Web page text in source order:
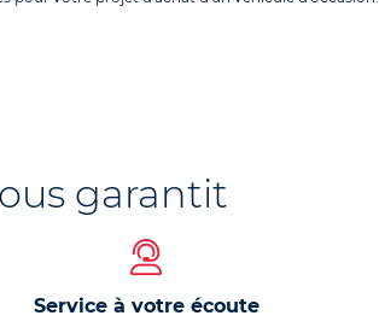
garantit
Service à votre écoute